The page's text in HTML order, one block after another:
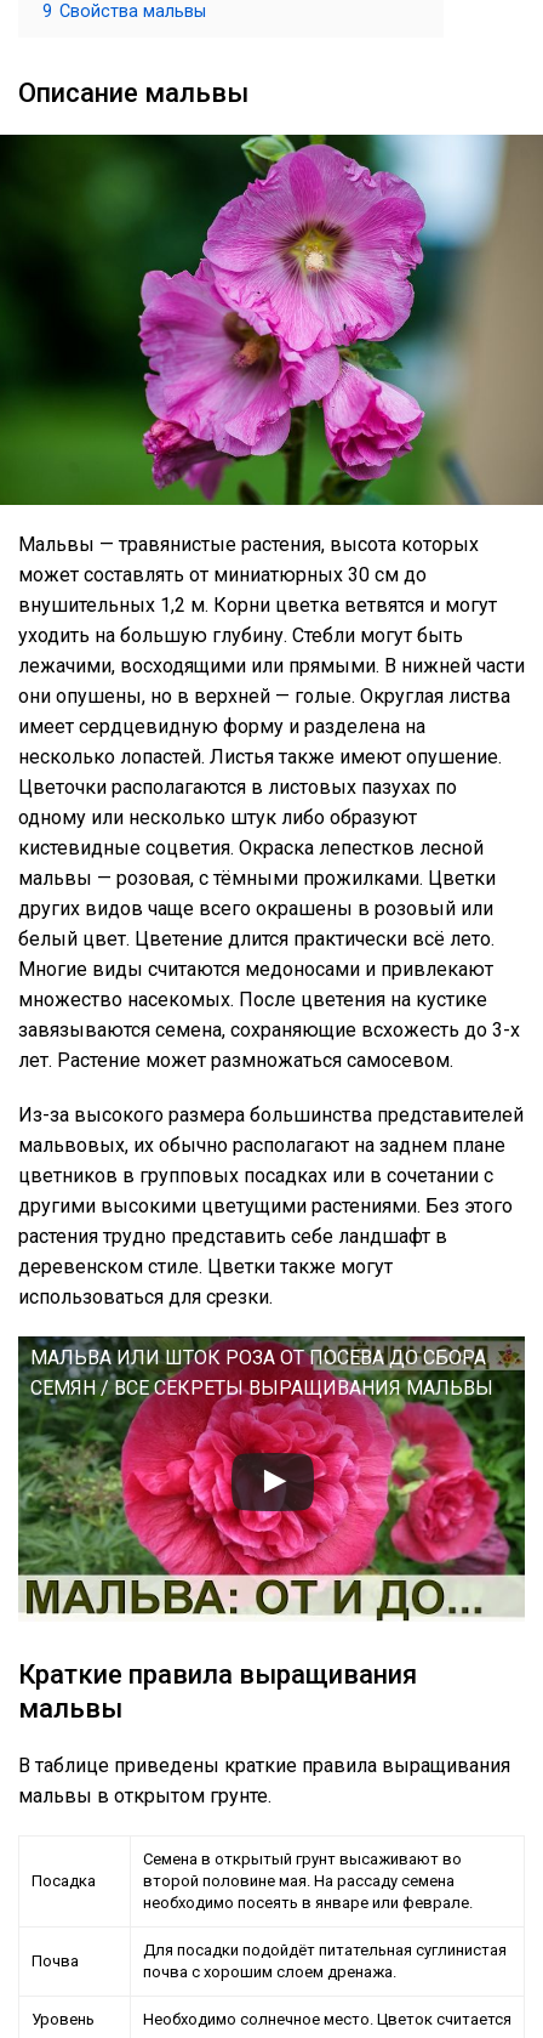
9 Свойства мальвы
Описание мальвы
Мальвы — травянистые растения, высота которых
может составлять от миниатюрных 30 см до
внушительных 1,2 м. Корни цветка ветвятся и могут
уходить на большую глубину. Стебли могут быть
лежачими, восходящими или прямыми. В нижней части
они опушены, но в верхней — голые. Округлая листва
имеет сердцевидную форму и разделена на
несколько лопастей. Листья также имеют опушение.
Цветочки располагаются в листовых пазухах по
одному или несколько штук либо образуют
кистевидные соцветия. Окраска лепестков лесной
мальвы — розовая, с тёмными прожилками. Цветки
других видов чаще всего окрашены в розовый или
белый цвет. Цветение длится практически всё лето.
Многие виды считаются медоносами и привлекают
множество насекомых. После цветения на кустике
завязываются семена, сохраняющие всхожесть до 3-х
лет. Растение может размножаться самосевом.
Из-за высокого размера большинства представителей
мальвовых, их обычно располагают на заднем плане
цветников в групповых посадках или в сочетании с
другими высокими цветущими растениями. Без этого
растения трудно представить себе ландшафт в
деревенском стиле. Цветки также могут
использоваться для срезки.
МАЛЬВА ИЛИ ШТОК РОЗА ОТ ПОСЕВА ДО СБОРА
СЕМЯН / ВСЕ СЕКРЕТЫ ВЫРАЩИВАНИЯ МАЛЬВЫ
Краткие правила выращивания
мальвы
В таблице приведены краткие правила выращивания
мальвы в открытом грунте.
Посадка
Семена в открытый грунт высаживают во
второй половине мая. На рассаду семена
необходимо посеять в январе или феврале.
Почва
Для посадки подойдёт питательная суглинистая
почва с хорошим слоем дренажа.
Уровень
Необходимо солнечное место. Цветок считается